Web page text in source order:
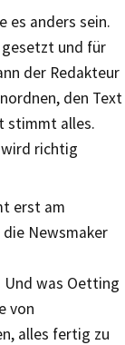
es anders sein.
gesetzt und für
der Redakteur
den Text
stimmt alles.
richtig
erst am
Newsmaker
was Oetting
von
alles fertig zu